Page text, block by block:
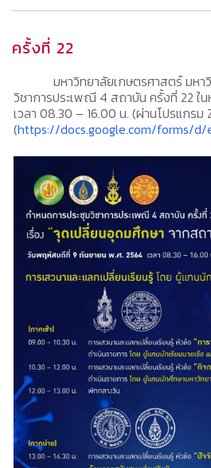
ครั้งที่ 22
มหาวิทยาลัยเกษตรศาสตร์ มห
วิชาการประเพณี 4 สถาบัน ครั้งที่ 22 ใ
เวลา 08.30 – 16.00 น. (ผ่านโปรแกรม
(https://docs.google.com/forms/d/